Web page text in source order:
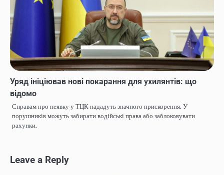
Уряд ініціював нові покарання для ухилянтів: що
відомо
Справам про неявку у ТЦК нададуть значного прискорення. У
порушників можуть забирати водійські права або заблоковувати
рахунки.
Leave a Reply